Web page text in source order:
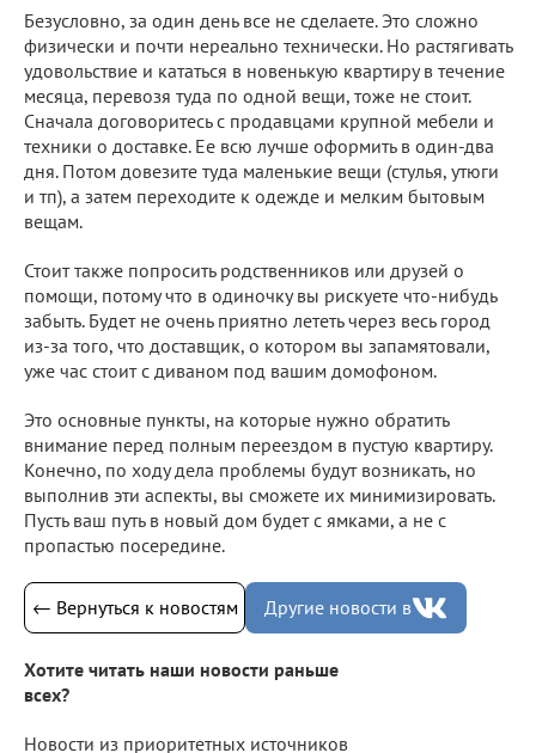
Безусловно, за один день все не сделаете. Это сложно
физически и почти нереально технически. Но растягивать
удовольствие и кататься в новенькую квартиру в течение
месяца, перевозя туда по одной вещи, тоже не стоит.
Сначала договоритесь с продавцами крупной мебели и
техники о доставке. Ее всю лучше оформить в один-два
дня. Потом довезите туда маленькие вещи (стулья, утюги
и тп), а затем переходите к одежде и мелким бытовым
вещам.
Стоит также попросить родственников или друзей о
помощи, потому что в одиночку вы рискуете что-нибудь
забыть. Будет не очень приятно лететь через весь город
из-за того, что доставщик, о котором вы запамятовали,
уже час стоит с диваном под вашим домофоном.
Это основные пункты, на которые нужно обратить
внимание перед полным переездом в пустую квартиру.
Конечно, по ходу дела проблемы будут возникать, но
выполнив эти аспекты, вы сможете их минимизировать.
Пусть ваш путь в новый дом будет с ямками, а не с
пропастью посередине.
← Вернуться к новостям Другие новости в
Хотите читать наши новости раньше
всех?
Новости из приоритетных источников